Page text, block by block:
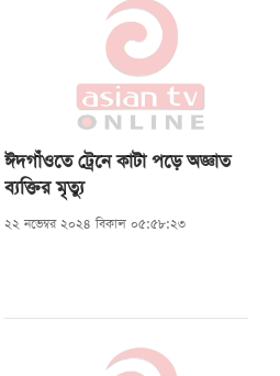
ঈদগাঁওতে ট্রেনে কাটা পড়ে অজ্ঞাত
ব্যক্তির মৃত্যু
২২ নভেম্বর ২০২৪ বিকাল ০৫:৫৮:২৩